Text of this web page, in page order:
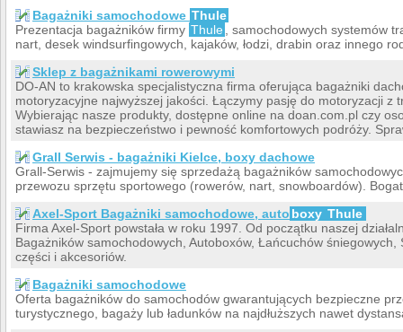
Bagażniki samochodowe Thule
Prezentacja bagażników firmy Thule
, samochodowych systemów
nart, desek windsurfingowych, kajaków, łodzi, drabin oraz innego
Sklep z bagażnikami rowerowymi
DO-AN to krakowska specjalistyczna firma oferująca bagażniki
motoryzacyjne najwyższej jakości. Łączymy pasję do motoryzacji z
Wybierając nasze produkty, dostępne online na doan.com.pl czy
stawiasz na bezpieczeństwo i pewność komfortowych podróży.
Grall Serwis - bagażniki Kielce, boxy dachowe
Grall-Serwis - zajmujemy się sprzedażą bagażników
przewozu sprzętu sportowego (rowerów, nart, snowboardów).
Axel-Sport Bagażniki samochodowe, auto boxy Thule
Firma Axel-Sport powstała w roku 1997. Od początku naszej
Bagażników samochodowych, Autoboxów, Łańcuchów
części i akcesoriów.
Bagażniki samochodowe
Oferta bagażników do samochodów gwarantujących bezpieczne
turystycznego, bagaży lub ładunków na najdłuższych nawet